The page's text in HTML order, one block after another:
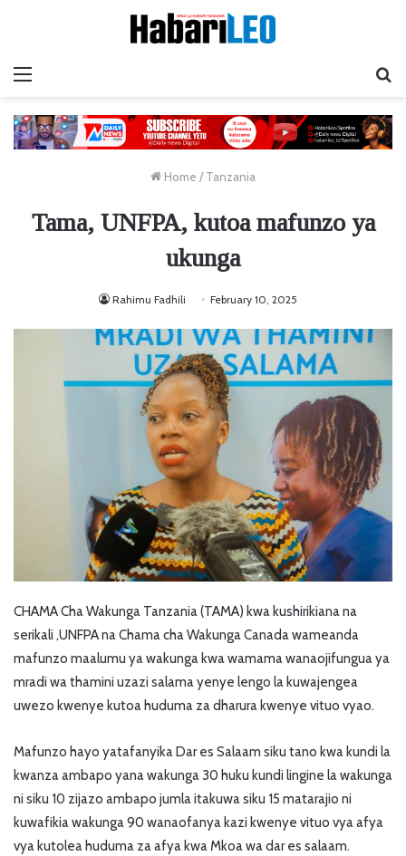
Home / Tanzania
Tama, UNFPA, kutoa mafunzo ya
ukunga
Rahimu Fadhili February 10, 2025
CHAMA Cha Wakunga Tanzania (TAMA) kwa kushirikiana na
serikali ,UNFPA na Chama cha Wakunga Canada wameanda
mafunzo maalumu ya wakunga kwa wamama wanaojifungua ya
mradi wa thamini uzazi salama yenye lengo la kuwajengea
uwezo kwenye kutoa huduma za dharura kwenye vituo vyao.
Mafunzo hayo yatafanyika Dar es Salaam siku tano kwa kundi la
kwanza ambapo yana wakunga 30 huku kundi lingine la wakunga
ni siku 10 zijazo ambapo jumla itakuwa siku 15 matarajio ni
kuwafikia wakunga 90 wanaofanya kazi kwenye vituo vya afya
vya kutolea huduma za afya kwa Mkoa wa dar es salaam.